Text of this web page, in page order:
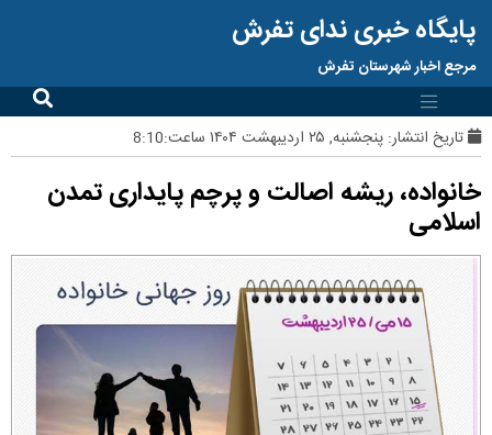
پایگاه خبری ندای تفرش
مرجع اخبار شهرستان تفرش
تاریخ انتشار: پنجشنبه, ۲۵ اردیبهشت ۱۴۰۴ ساعت:8:10
خانواده، ریشه اصالت و پرچم پایداری تمدن
اسلامی